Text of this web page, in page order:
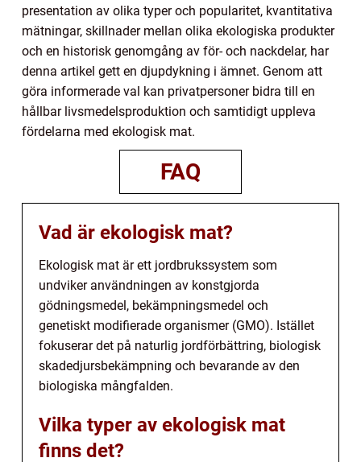
presentation av olika typer och popularitet, kvantitativa
mätningar, skillnader mellan olika ekologiska produkter
och en historisk genomgång av för- och nackdelar, har
denna artikel gett en djupdykning i ämnet. Genom att
göra informerade val kan privatpersoner bidra till en
hållbar livsmedelsproduktion och samtidigt uppleva
fördelarna med ekologisk mat.
FAQ
Vad är ekologisk mat?
Ekologisk mat är ett jordbrukssystem som
undviker användningen av konstgjorda
gödningsmedel, bekämpningsmedel och
genetiskt modifierade organismer (GMO). Istället
fokuserar det på naturlig jordförbättring, biologisk
skadedjursbekämpning och bevarande av den
biologiska mångfalden.
Vilka typer av ekologisk mat
finns det?